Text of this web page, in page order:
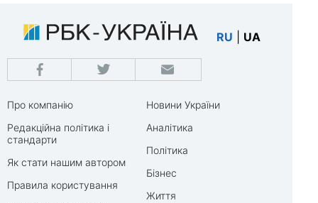
RU UA
Про компанію
Редакційна політика і
стандарти
Як стати нашим автором
Правила користування
Новини України
Аналітика
Політика
Бізнес
Життя